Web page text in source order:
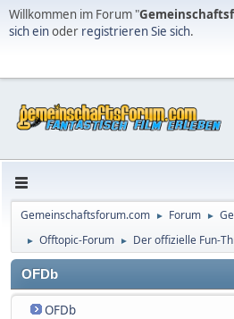
Willkommen im Forum "
sich einoder registrieren Sie sich.
Gemeinschaftsforum.com ► Forum ►
► Offtopic-Forum ► Der offizielle Fun-
OFDb
OFDb